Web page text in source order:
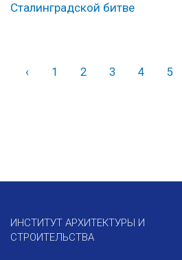
Сталинградской битве
‹Назад
1 2 3 4 5
ИНСТИТУТ АРХИТЕКТУРЫ И
СТРОИТЕЛЬСТВА